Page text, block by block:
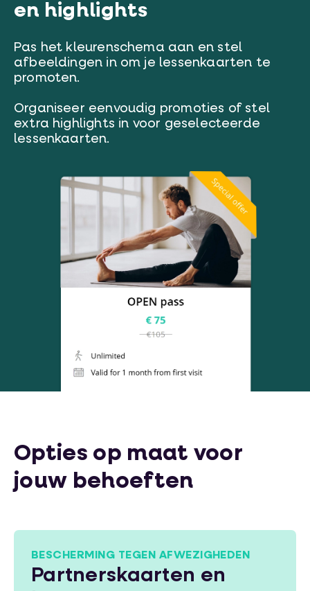
en highlights
Pas het kleurenschema aan en stel
afbeeldingen in om je lessenkaarten te
promoten.
Organiseer eenvoudig promoties of stel
extra highlights in voor geselecteerde
lessenkaarten.
Opties op maat voor
jouw behoeften
BESCHERMING TEGEN AFWEZIGHEDEN
Partnerskaarten en